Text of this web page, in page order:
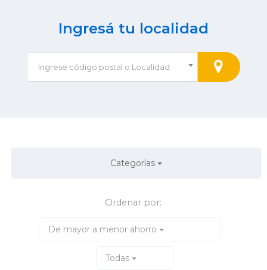
Ingresá tu localidad
Ingrese código postal o Localidad
Categorías
Ordenar por:
De mayor a menor ahorro
Todas